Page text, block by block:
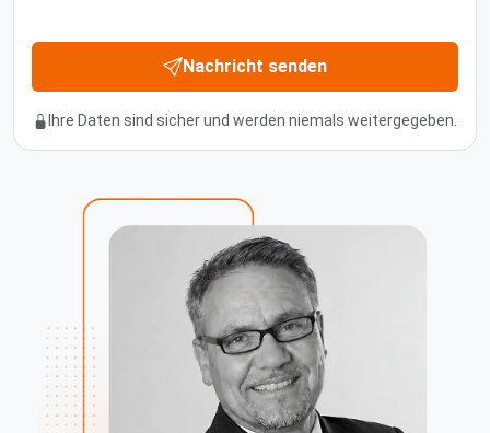
Nachricht senden
Ihre Daten sind sicher und werden niemals weitergegeben.